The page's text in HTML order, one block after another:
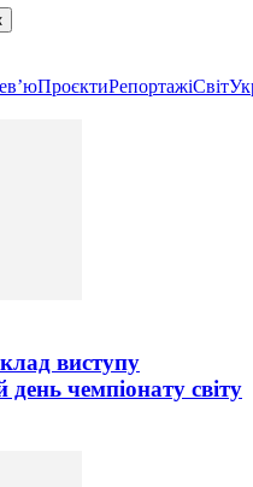
ПроєктиРепортажіСвіт
виступу
день чемпіонату світу